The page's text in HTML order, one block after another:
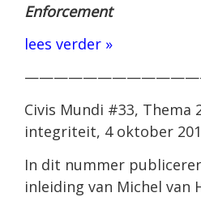
Enforcement
lees verder »
Civis Mundi #33, Thema
integriteit, 4 oktober
In dit nummer
inleiding van Michel van